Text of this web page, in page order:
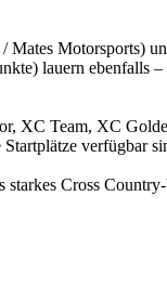
Motorsports)
lauern ebenfalls
XC Team, XC
verfügbar
Cross